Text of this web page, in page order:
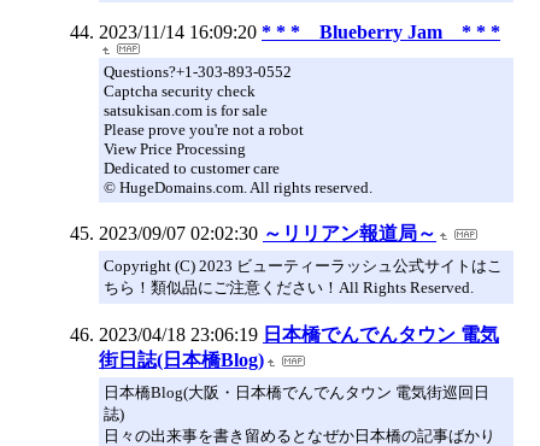
2023/11/14 16:09:20 * * * Blueberry Jam * * *
Questions?+1-303-893-0552
Captcha security check
satsukisan.com is for sale
Please prove you're not a robot
View Price Processing
Dedicated to customer care
© HugeDomains.com. All rights reserved.
2023/09/07 02:02:30 ～リリアン報道局～
Copyright (C) 2023 ビューティーラッシュ公式サイトはこ
ちら！類似品にご注意ください！All Rights Reserved.
2023/04/18 23:06:19 日本橋でんでんタウン 電気
街日誌(日本橋Blog)
日本橋Blog(大阪・日本橋でんでんタウン 電気街巡回日
誌)
日々の出来事を書き留めるとなぜか日本橋の記事ばかり